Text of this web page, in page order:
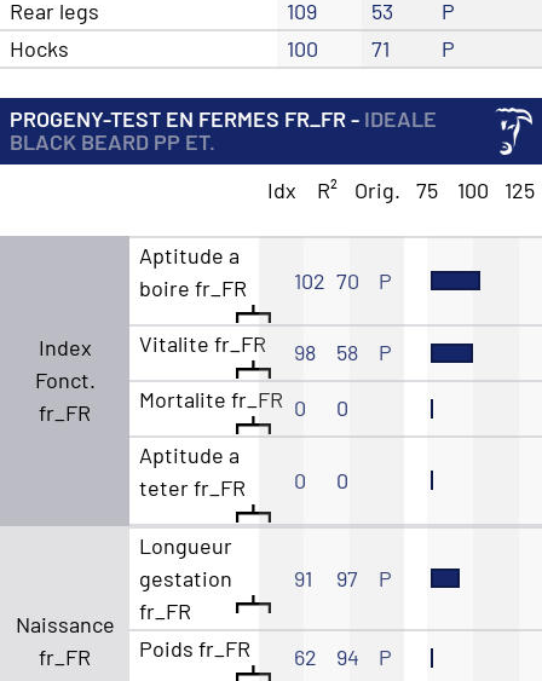
Rear legs
109 53
P
Hocks
100 71 P
PROGENY-TEST EN FERMES FR_FR - IDEALE
BLACK BEARD PP ET.
Idx
R² Orig. 75 100 125
Index
Fonct.
fr_FR
Aptitude a
boire fr_FR
102 70 P
Vitalite fr_FR 98 58
P
Mortalite fr_FR 0
0
Aptitude a
teter fr_FR
0 0
Naissance
fr_FR
Longueur
gestation
fr_FR
91 97 P
Poids fr_FR 62 94
P